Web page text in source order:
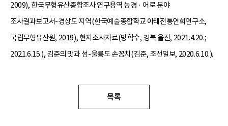
2009), 한국무형유산종합조사 연구용역 농경 · 어로 분야
조사결과보고서-경상도 지역(한국예술종합학교 아태전통연희연구소,
국립무형유산원, 2019), 현지조사자료(방학수, 경북 울진, 2021.4.20.;
2021.6.15.), 김준의 맛과 섬-울릉도 손꽁치(김준, 조선일보, 2020.6.10.).
목록